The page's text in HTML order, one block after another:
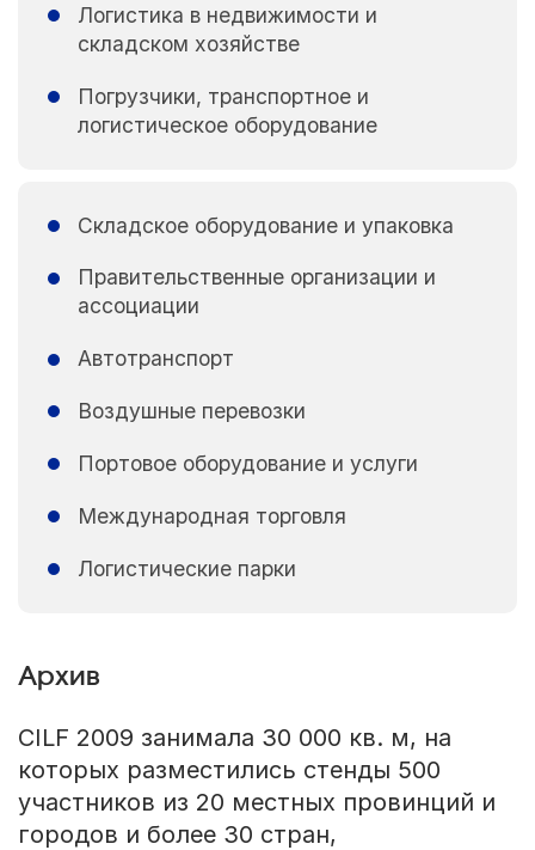
Логистика в недвижимости и
складском хозяйстве
Погрузчики, транспортное и
логистическое оборудование
Складское оборудование и упаковка
Правительственные организации и
ассоциации
Автотранспорт
Воздушные перевозки
Портовое оборудование и услуги
Международная торговля
Логистические парки
Архив
CILF 2009 занимала 30 000 кв. м, на
которых разместились стенды 500
участников из 20 местных провинций и
городов и более 30 стран,